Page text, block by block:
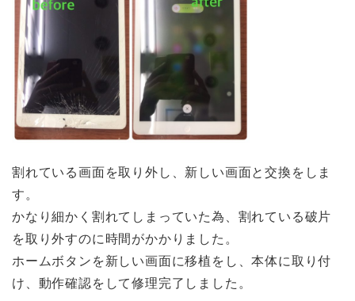
割れている画面を取り外し、新しい画面と交換をしま
す。
かなり細かく割れてしまっていた為、割れている破片
を取り外すのに時間がかかりました。
ホームボタンを新しい画面に移植をし、本体に取り付
け、動作確認をして修理完了しました。